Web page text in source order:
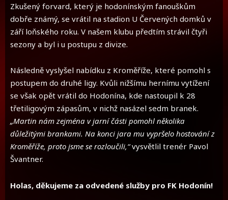
Zkušený forvard, který je hodonínským fanouškům
dobře známý, se vrátil na stadion U Červených domků v
září loňského roku. V našem klubu předtím strávil čtyři
sezony a byl i u postupu z divize.
Následně vyslyšel nabídku z Kroměříže, které pomohl s
postupem do druhé ligy. Kvůli nižšímu hernímu vytížení
se však opět vrátil do Hodonína, kde nastoupil k 28
třetiligovým zápasům, v nichž nasázel sedm branek.
„Martin nám zejména v jarní části pomohl několika
důležitými brankami. Na konci jara mu vypršelo hostování z
Kroměříže, proto jsme se rozloučili,“vysvětlil trenér Pavol
Švantner.
Holas, děkujeme za odvedené služby pro FK Hodonín!